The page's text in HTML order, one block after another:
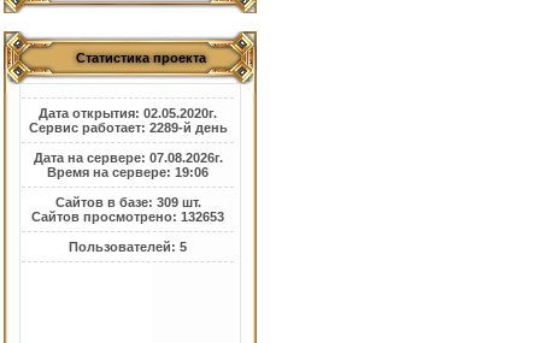
Статистика проекта
Дата открытия: 02.05.2020г.
Сервис работает: 2289-й день
Дата на сервере: 07.08.2026г.
Время на сервере: 19:06
Сайтов в базе: 309 шт.
Сайтов просмотрено: 132653
Пользователей: 5